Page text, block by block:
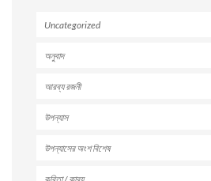
Uncategorized
অনুবাদ
আরব্য রজনী
উপন্যাস
উপন্যাসের অংশ বিশেষ